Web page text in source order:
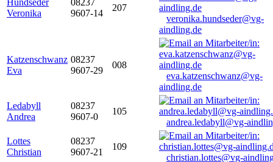
Hundseder
Veronika
08237
9607-14
207
veronika.hundseder@vg-
aindling.de
Katzenschwanz
Eva
08237
9607-29
008
eva.katzenschwanz@vg-
aindling.de
Ledabyll
Andrea
08237
9607-0
105
andrea.ledabyll@vg-
Lottes
Christian
08237
9607-21
109
christian.lottes@vg-